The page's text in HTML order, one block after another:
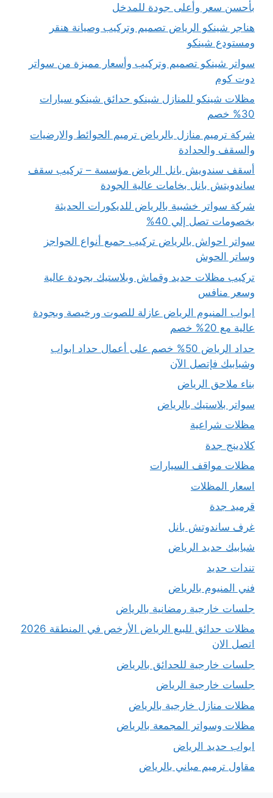
بأحسن سعر وأعلى جودة للمدخل
هناجر شينكو الرياض تصميم وتركيب وصيانة هنقر
ومستودع شينكو
سواتر شينكو تصميم وتركيب وأسعار مميزة من سواتر
دوت كوم
مظلات شينكو للمنازل شينكو حدائق شينكو سيارات
30% خصم
شركة ترميم منازل بالرياض ترميم الحوائط والارضيات
والسقف والحدادة
أسقف سندويش بانل الرياض مؤسسة – تركيب سقف
ساندويتش بانل بخامات عالية الجودة
شركة سواتر خشبية بالرياض للديكورات الحديثة
بخصومات تصل إلي 40%
سواتر احواش بالرياض تركيب جميع أنواع الحواجز
وساتر الحوش
تركيب مظلات حديد وقماش وبلاستيك بجودة عالية
وسعر منافس
ابواب المنيوم الرياض عازلة للصوت ورخيصة وبجودة
عالية مع 20% خصم
حداد الرياض 50% خصم على أعمال حداد ابواب
وشبابيك فإتصل الآن
بناء ملاحق الرياض
سواتر بلاستيك بالرياض
مظلات شراعية
كلادينج جدة
مظلات مواقف السيارات
اسعار المظلات
قرميد جدة
غرف ساندوتش بانل
شبابيك حديد الرياض
تندات حديد
فني المنيوم بالرياض
جلسات خارجية رمضانية بالرياض
مظلات حدائق للبيع الرياض الأرخص في المنطقة 2026
اتصل الان
جلسات خارجية للحدائق بالرياض
جلسات خارجية الرياض
مظلات منازل خارجية بالرياض
مظلات وسواتر المجمعة بالرياض
ابواب حديد الرياض
مقاول ترميم مباني بالرياض